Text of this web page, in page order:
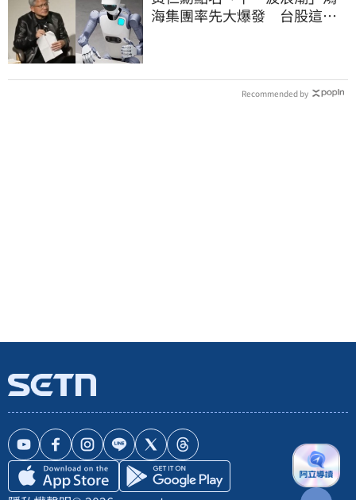
海集團率先大爆發 台股這族
Recommended by